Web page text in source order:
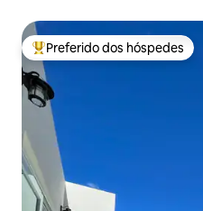
Entre os melhores preferidos
Preferido dos hóspedes